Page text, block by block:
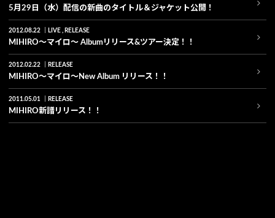
5月29日（水）配信の新曲のタイトル＆ジャケット公開！
2012.08.22 LIVE RELEASE
MIHIRO〜マイロ〜 Albumリリース&ツアー決定！！
2012.02.22 RELEASE
MIHIRO〜マイロ〜New Album リリース！！
2011.05.01 RELEASE
MIHIRO新譜リリース！！